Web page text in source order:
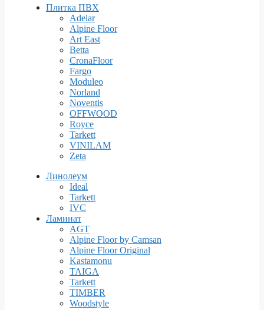
Плитка ПВХ
Adelar
Alpine Floor
Art East
Betta
CronaFloor
Fargo
Moduleo
Norland
Noventis
OFFWOOD
Royce
Tarkett
VINILAM
Zeta
Линолеум
Ideal
Tarkett
IVC
Ламинат
AGT
Alpine Floor by Camsan
Alpine Floor Original
Kastamonu
TAIGA
Tarkett
TIMBER
Woodstyle